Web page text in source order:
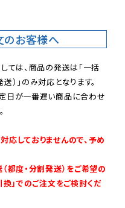
のお客様へ
ては、商品の発送は「一括
）」のみ対応となります。
日が一番遅い商品に合わせ
しておりませんので、予め
都度・分割発送）をご希望の
換」でのご注文をご検討くだ